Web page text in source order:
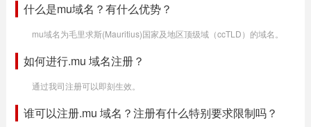
什么是mu域名？有什么优势？
mu域名为毛里求斯(Mauritius)国家及地区顶级域（ccTLD）的域名。
如何进行.mu 域名注册？
通过我司注册可以即刻生效。
谁可以注册.mu 域名？注册有什么特别要求限制吗？